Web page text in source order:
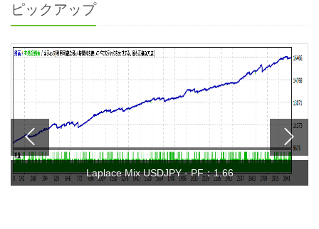
ピックアップ
Laplace Mix USDJPY - PF：1.66